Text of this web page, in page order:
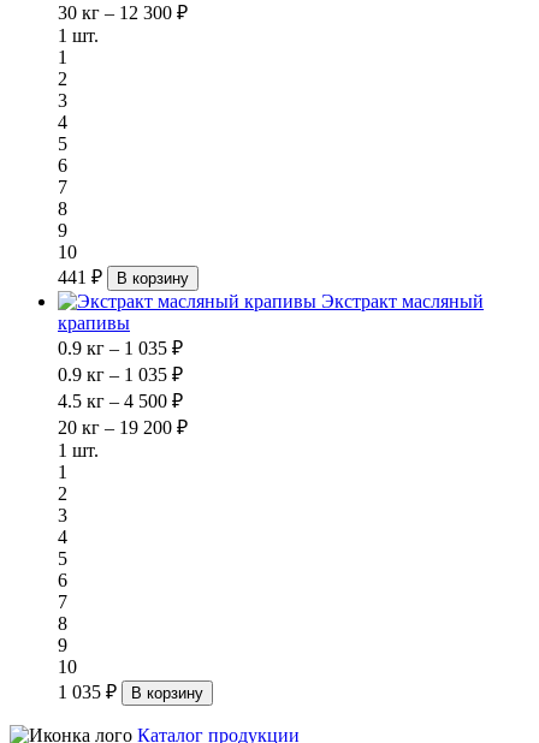
30 кг – 12 300 ₽
1 шт.
1
2
3
4
5
6
7
8
9
10
441 ₽
В корзину
Экстракт масляный
крапивы
0.9 кг – 1 035 ₽
0.9 кг – 1 035 ₽
4.5 кг – 4 500 ₽
20 кг – 19 200 ₽
1 шт.
1
2
3
4
5
6
7
8
9
10
1 035 ₽
В корзину
Каталог продукции